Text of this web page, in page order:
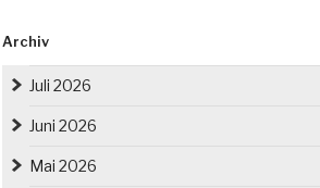
Archiv
Juli 2026
Juni 2026
Mai 2026